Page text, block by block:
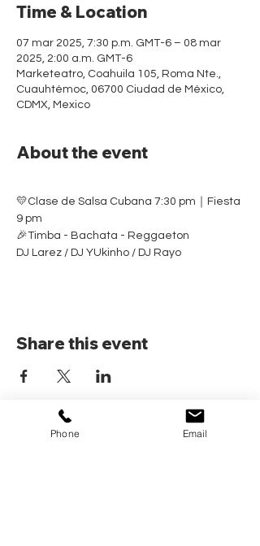
Time & Location
07 mar 2025, 7:30 p.m. GMT-6 – 08 mar
2025, 2:00 a.m. GMT-6
Marketeatro, Coahuila 105, Roma Nte.,
Cuauhtémoc, 06700 Ciudad de México,
CDMX, Mexico
About the event
💛Clase de Salsa Cubana 7:30 pm｜Fiesta
9 pm
🎉Timba - Bachata - Reggaeton
DJ Larez / DJ YUkinho / DJ Rayo
Share this event
Phone Email